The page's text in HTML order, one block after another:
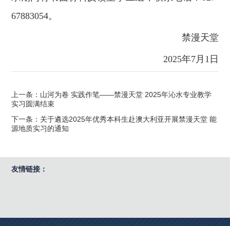
67883054。
禁漫天堂
2025年7月1日
上一条：山河为卷 实践作笔——禁漫天堂 2025年沁水专业教学
实习圆满结束
下一条：关于遴选2025年优秀本科生赴澳大利亚开展禁漫天堂 能
源地质实习的通知
友情链接：